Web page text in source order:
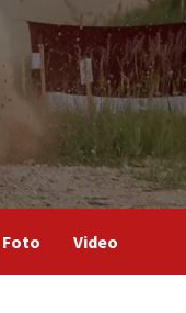
Foto Video